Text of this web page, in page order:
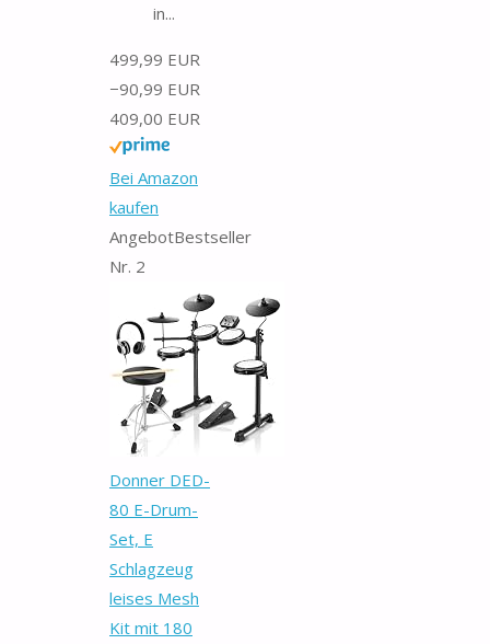
in...
499,99 EUR
−90,99 EUR
409,00 EUR
Bei Amazon
kaufen
AngebotBestseller
Nr. 2
Donner DED-
80 E-Drum-
Set, E
Schlagzeug
leises Mesh
Kit mit 180